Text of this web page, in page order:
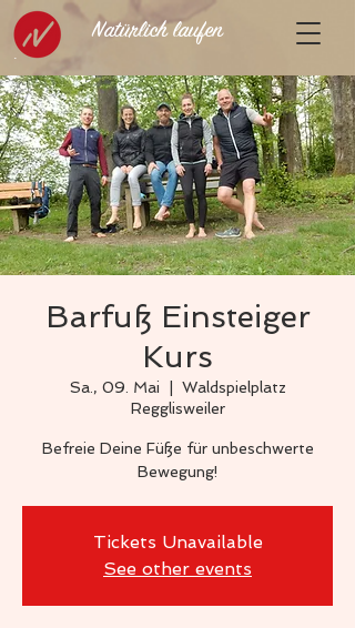
Natürlich laufen
Barfuß Einsteiger
Kurs
Sa., 09. Mai
Waldspielplatz
Regglisweiler
Befreie Deine Füße für unbeschwerte
Bewegung!
Tickets Unavailable
See other events